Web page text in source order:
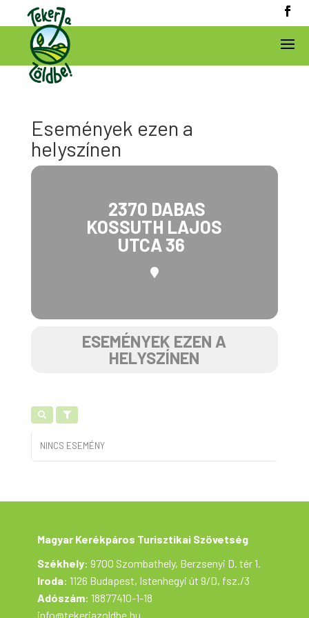
Események ezen a
helyszínen
2370 DABAS
KOSSUTH LAJOS
UTCA 36
ESEMÉNYEK EZEN A
HELYSZÍNEN
NINCS ESEMÉNY
Magyar Kerékpáros Turisztikai Szövetség
Székhely: 9700 Szombathely, Berzsenyi D. tér 1.
Iroda: 1126 Budapest, Istenhegyi út 9/D, fsz./3
Adószám: 18877410-1-18
info@tekerjazoldbe.hu